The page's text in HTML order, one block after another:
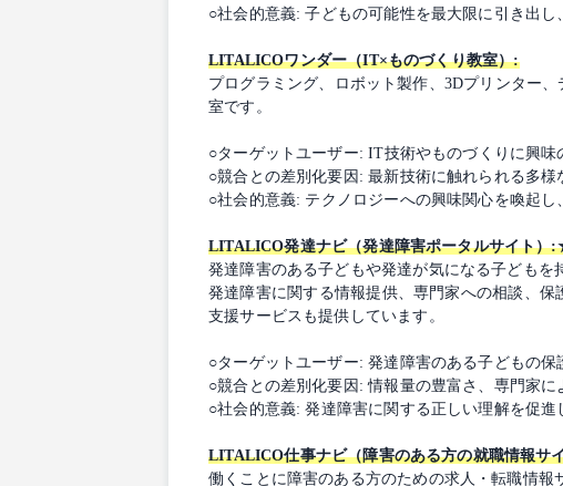
○社会的意義: 子どもの可能性を最大限に引き出
LITALICOワンダー（IT×ものづくり教室）:
プログラミング、ロボット製作、3Dプリンター
室です。
○ターゲットユーザー: IT技術やものづくりに興味
○競合との差別化要因: 最新技術に触れられる多
○社会的意義: テクノロジーへの興味関心を喚起
LITALICO発達ナビ（発達障害ポータルサイト
発達障害のある子どもや発達が気になる子どもを
発達障害に関する情報提供、専門家への相談、
支援サービスも提供しています。
○ターゲットユーザー: 発達障害のある子どもの保
○競合との差別化要因: 情報量の豊富さ、専門家
○社会的意義: 発達障害に関する正しい理解を促
LITALICO仕事ナビ（障害のある方の就職情報サ
働くことに障害のある方のための求人・転職情報